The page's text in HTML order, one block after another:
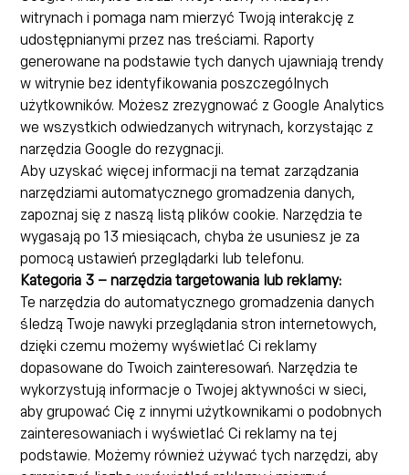
witrynach i pomaga nam mierzyć Twoją interakcję z
udostępnianymi przez nas treściami. Raporty
generowane na podstawie tych danych ujawniają trendy
w witrynie bez identyfikowania poszczególnych
użytkowników. Możesz zrezygnować z Google Analytics
we wszystkich odwiedzanych witrynach, korzystając z
narzędzia Google do rezygnacji.
Aby uzyskać więcej informacji na temat zarządzania
narzędziami automatycznego gromadzenia danych,
zapoznaj się z naszą listą plików cookie. Narzędzia te
wygasają po 13 miesiącach, chyba że usuniesz je za
pomocą ustawień przeglądarki lub telefonu.
Kategoria 3 – narzędzia targetowania lub reklamy:
Te narzędzia do automatycznego gromadzenia danych
śledzą Twoje nawyki przeglądania stron internetowych,
dzięki czemu możemy wyświetlać Ci reklamy
dopasowane do Twoich zainteresowań. Narzędzia te
wykorzystują informacje o Twojej aktywności w sieci,
aby grupować Cię z innymi użytkownikami o podobnych
zainteresowaniach i wyświetlać Ci reklamy na tej
podstawie. Możemy również używać tych narzędzi, aby